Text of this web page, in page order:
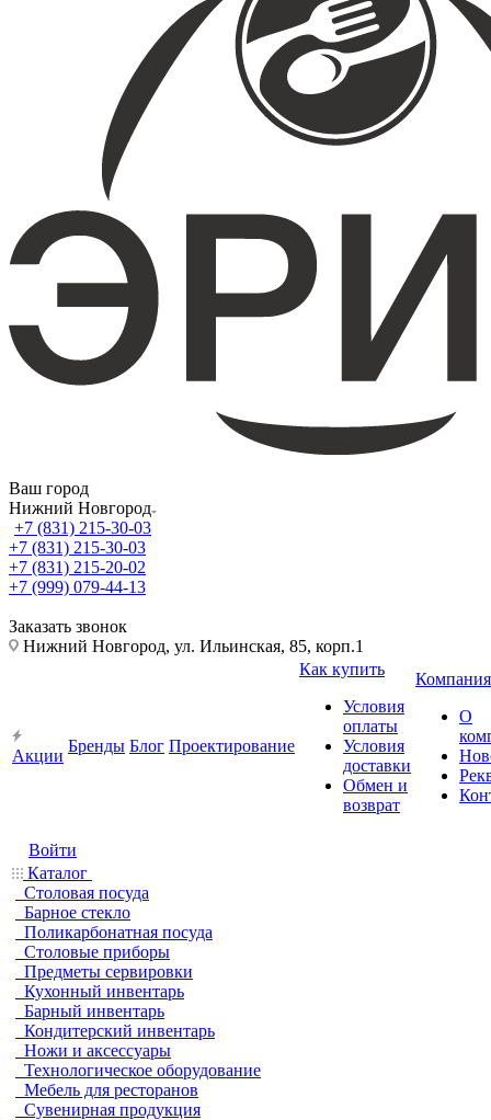
Ваш город
Нижний Новгород
+7 (831) 215-30-03
+7 (831) 215-30-03
+7 (831) 215-20-02
+7 (999) 079-44-13
Заказать звонок
Нижний Новгород, ул. Ильинская, 85, корп.1
Акции
Бренды Блог Проектирование
Как купить
Условия
оплаты
Условия
доставки
Обмен и
возврат
Компания
О
Войти
Каталог
Столовая посуда
Барное стекло
Поликарбонатная посуда
Столовые приборы
Предметы сервировки
Кухонный инвентарь
Барный инвентарь
Кондитерский инвентарь
Ножи и аксессуары
Технологическое оборудование
Мебель для ресторанов
Сувенирная продукция